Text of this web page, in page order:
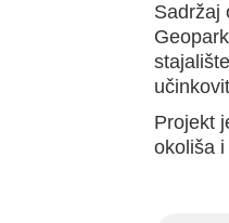
Sadržaj
Projekt
okoliša